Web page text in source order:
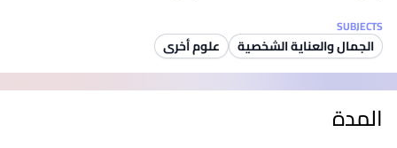
SUBJECTS
الجمال والعناية الشخصية علوم أخرى
المدة